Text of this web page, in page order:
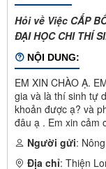
Hỏi về Việc CẤP
ĐẠI HỌC CHI THÍ
NỘI DUNG:
EM XIN CHÀO Ạ.
gia và là thí sinh tự
khoản được ạ? và
đâu ạ . Em xin cảm
Người gửi:
Địa chỉ: Thiện